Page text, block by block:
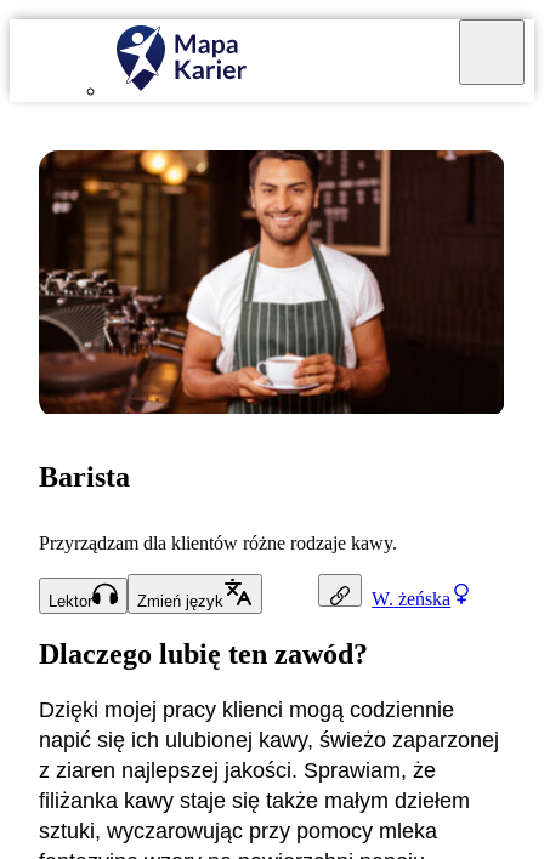
W. żeńska
Barista
Przyrządzam dla klientów różne rodzaje kawy.
Lektor Zmień język
Dlaczego lubię ten zawód?
Dzięki mojej pracy klienci mogą codziennie
napić się ich ulubionej kawy, świeżo zaparzonej
z ziaren najlepszej jakości. Sprawiam, że
filiżanka kawy staje się także małym dziełem
sztuki, wyczarowując przy pomocy mleka